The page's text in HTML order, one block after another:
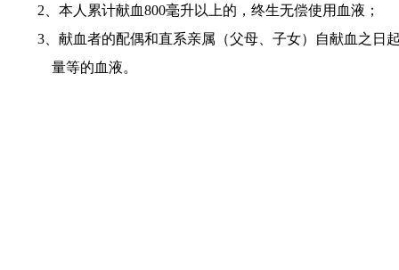
2、本人累计献血800毫升以上的，终生无偿使用血液；
3、献血者的配偶和直系亲属（父母、子女）自献血之日
量等的血液。